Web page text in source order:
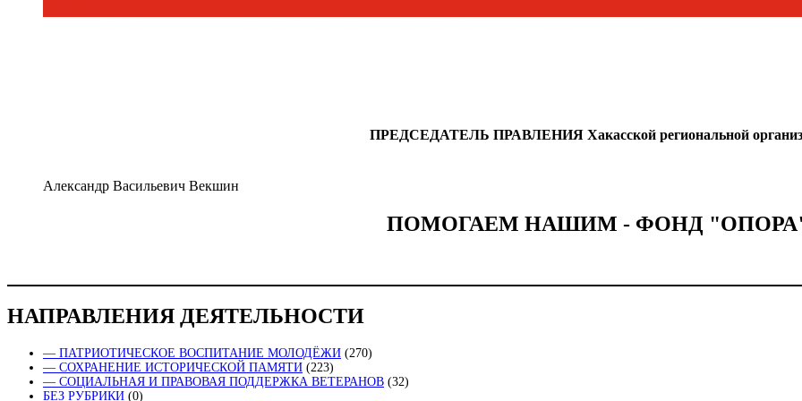
ПРЕДСЕДАТЕЛЬ ПРАВЛЕНИЯ Хакасской региональной
Александр Васильевич Векшин
ПОМОГАЕМ НАШИМ - ФОНД
НАПРАВЛЕНИЯ ДЕЯТЕЛЬНОСТИ
— ПАТРИОТИЧЕСКОЕ ВОСПИТАНИЕ МОЛОДЁЖИ (270)
— СОХРАНЕНИЕ ИСТОРИЧЕСКОЙ ПАМЯТИ (223)
— СОЦИАЛЬНАЯ И ПРАВОВАЯ ПОДДЕРЖКА ВЕТЕРАНОВ (32)
БЕЗ РУБРИКИ (0)